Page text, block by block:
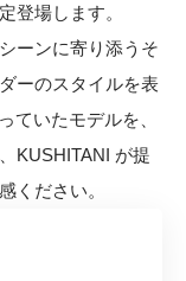
登場します。
ーンに寄り添うそ
ーのスタイルを表
ていたモデルを、
KUSHITANI が提
ください。